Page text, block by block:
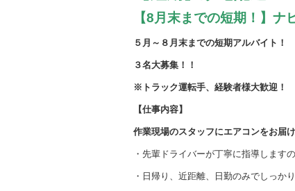
【8月末までの短期！】ナ
５月～８月末までの短期アルバイト！
３名大募集！！
※トラック運転手、経験者様大歓迎！
【仕事内容】
作業現場のスタッフにエアコンをお届
・先輩ドライバーが丁寧に指導します
・日帰り、近距離、日勤のみでしっかり